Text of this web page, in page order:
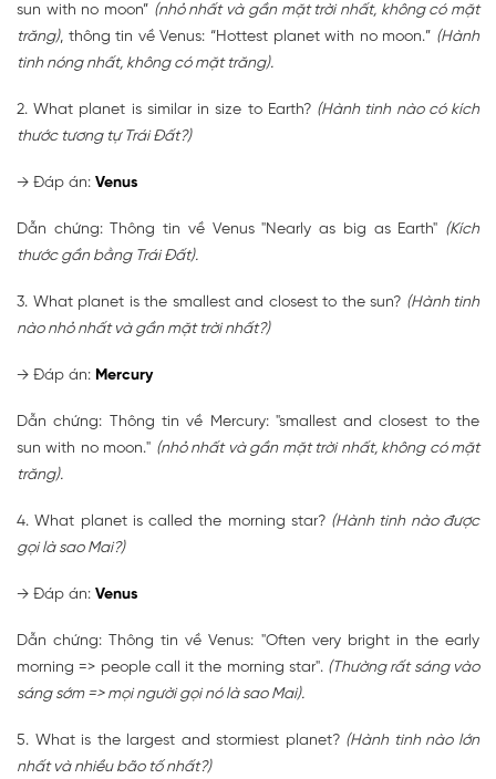
sun with no moon” (nhỏ nhất và gần mặt trời nhất, không có mặt
trăng), thông tin về Venus: “Hottest planet with no moon.” (Hành
tinh nóng nhất, không có mặt trăng).
2. What planet is similar in size to Earth? (Hành tinh nào có kích
thước tương tự Trái Đất?)
→ Đáp án: Venus
Dẫn chứng: Thông tin về Venus "Nearly as big as Earth" (Kích
thước gần bằng Trái Đất).
3. What planet is the smallest and closest to the sun? (Hành tinh
nào nhỏ nhất và gần mặt trời nhất?)
→ Đáp án: Mercury
Dẫn chứng: Thông tin về Mercury: "smallest and closest to the
sun with no moon." (nhỏ nhất và gần mặt trời nhất, không có mặt
trăng).
4. What planet is called the morning star? (Hành tinh nào được
gọi là sao Mai?)
→ Đáp án: Venus
Dẫn chứng: Thông tin về Venus: "Often very bright in the early
morning => people call it the morning star". (Thường rất sáng vào
sáng sớm => mọi người gọi nó là sao Mai).
5. What is the largest and stormiest planet? (Hành tinh nào lớn
nhất và nhiều bão tố nhất?)